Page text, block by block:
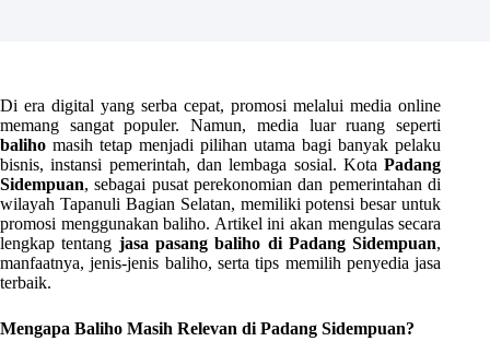
Di era digital yang serba cepat, promosi melalui media online
memang sangat populer. Namun, media luar ruang seperti
baliho masih tetap menjadi pilihan utama bagi banyak pelaku
bisnis, instansi pemerintah, dan lembaga sosial. KotaPadang
Sidempuan, sebagai pusat perekonomian dan pemerintahan di
wilayah Tapanuli Bagian Selatan, memiliki potensi besar untuk
promosi menggunakan baliho. Artikel ini akan mengulas secara
lengkap tentang jasa pasang baliho di Padang Sidempuan,
manfaatnya, jenis-jenis baliho, serta tips memilih penyedia jasa
terbaik.
Mengapa Baliho Masih Relevan di Padang Sidempuan?